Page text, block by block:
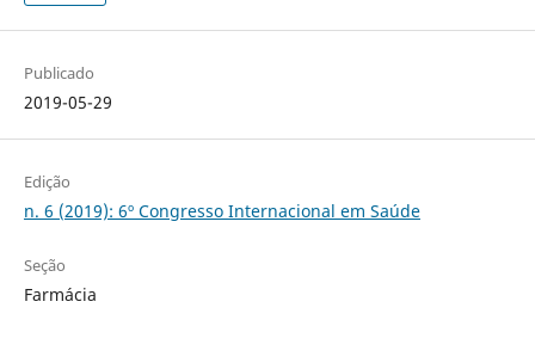
Publicado
2019-05-29
Edição
n. 6 (2019): 6º Congresso Internacional em Saúde
Seção
Farmácia